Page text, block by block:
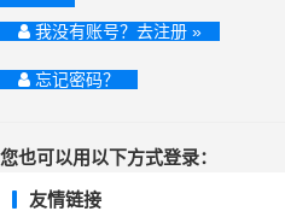
我没有账号？去注册 »
忘记密码？
您也可以用以下方式登录：
友情链接